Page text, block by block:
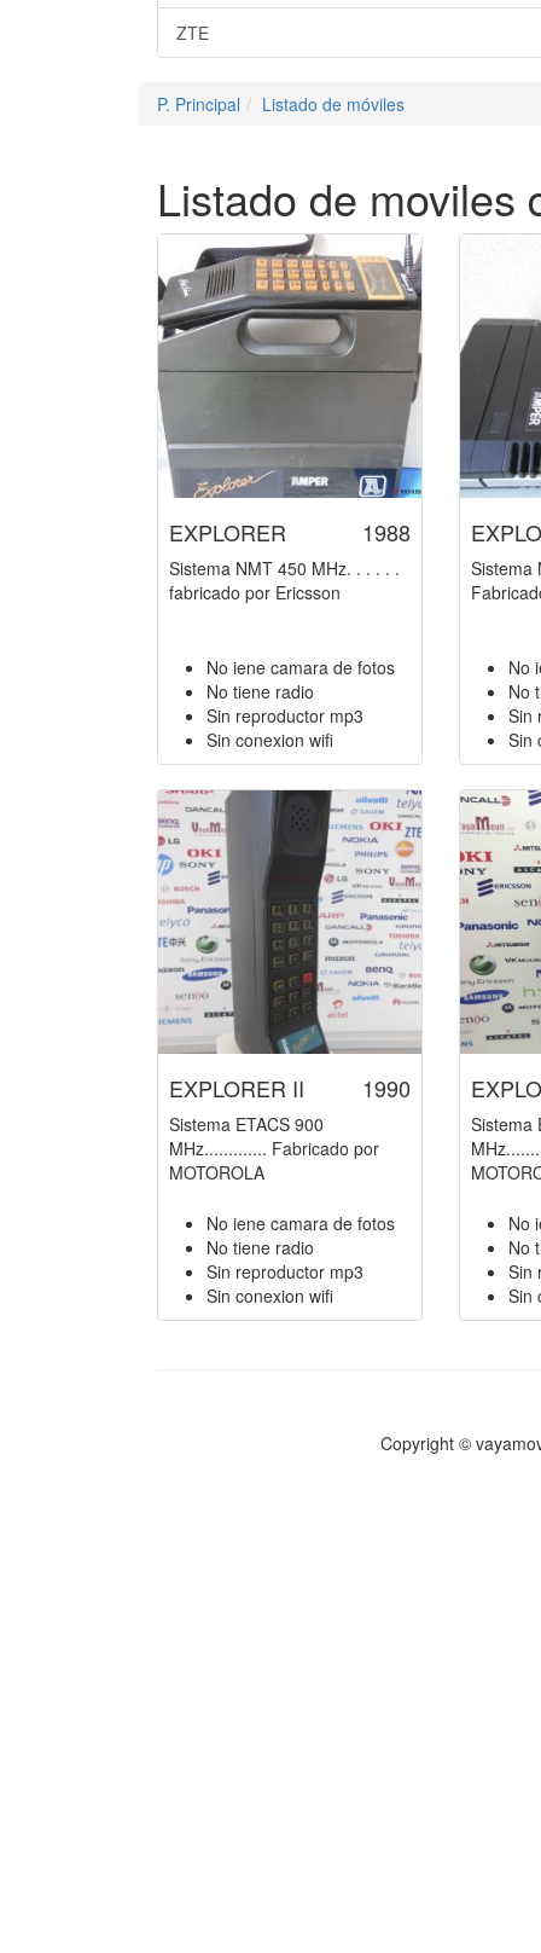
ZTE
P. Principal Listado de móviles
Listado de moviles
1988
EXPLORER
Sistema NMT 450 MHz. . . . . .
fabricado por Ericsson
No iene camara de fotos
No tiene radio
Sin reproductor mp3
Sin conexion wifi
Sistema
No
No
Sin
Sin
1990
EXPLORER II
Sistema ETACS 900
MHz............. Fabricado por
MOTOROLA
No iene camara de fotos
No tiene radio
Sin reproductor mp3
Sin conexion wifi
Sistema
No
No
Sin
Sin
Copyright ©